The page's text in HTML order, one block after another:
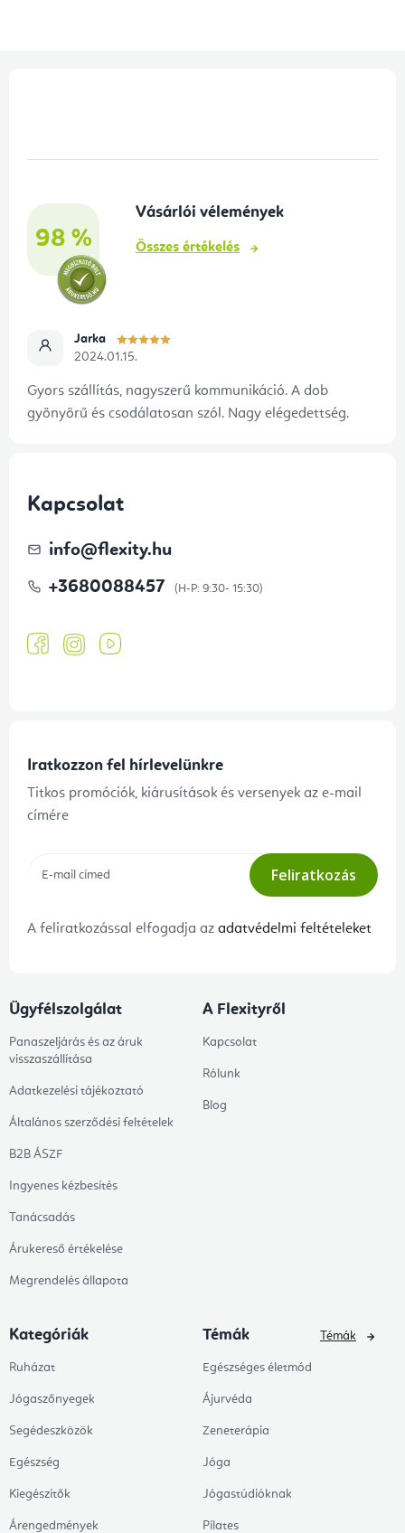
98 %
Vásárlói vélemények
Összes értékelés
Jarka
2024.01.15.
Gyors szállítás, nagyszerű kommunikáció. A dob
gyönyörű és csodálatosan szól. Nagy elégedettség.
Kapcsolat
info@flexity.hu
+3680088457
Iratkozzon fel hírlevelünkre
Titkos promóciók, kiárusítások és versenyek az e-mail
címére
Feliratkozás
A feliratkozással elfogadja az adatvédelmi feltételeket
Ügyfélszolgálat
Panaszeljárás és az áruk
visszaszállítása
Adatkezelési tájékoztató
Általános szerződési feltételek
B2B ÁSZF
Ingyenes kézbesítés
Tanácsadás
Árukereső értékelése
Megrendelés állapota
A Flexityről
Kapcsolat
Rólunk
Blog
Kategóriák
Ruházat
Jógaszőnyegek
Segédeszközök
Egészség
Kiegészítők
Árengedmények
Témák
Egészséges életmód
Ájurvéda
Zeneterápia
Jóga
Jógastúdióknak
Pilates
Témák